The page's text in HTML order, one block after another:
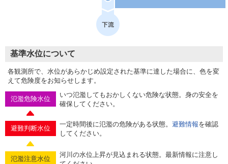
基準水位について
各観測所で、水位があらかじめ設定された基準に達した場合に、色を変
えて危険度をお知らせします。
氾濫危険水位
いつ氾濫してもおかしくない危険な状態。身の安全を
確保してください。
避難判断水位
一定時間後に氾濫の危険がある状態。 避難情報を確認
してください。
氾濫注意水位
河川の水位上昇が見込まれる状態。最新情報に注意し